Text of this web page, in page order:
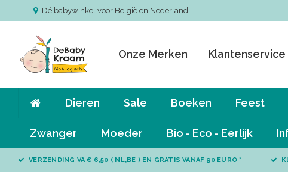
Dé babywinkel voor België en Nederland
Onze Merken Klantenservice
Dieren Sale Boeken Feest
Zwanger Moeder Bio - Eco - Eerlijk
VERZENDING VA € 6,50 ( NL,BE ) EN GRATIS VANAF 90 EURO *